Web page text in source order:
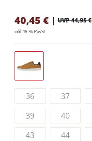
40,45 € | UVP 44,95 €
inkl. 19 % MwSt.
36 37
39
40
43
44